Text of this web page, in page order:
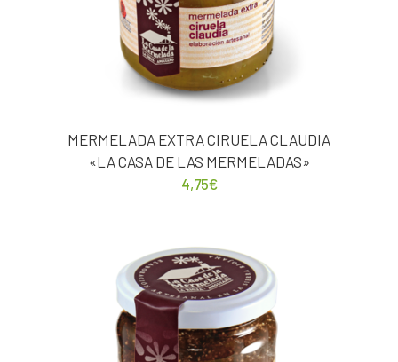
MERMELADA EXTRA CIRUELA CLAUDIA
«LA CASA DE LAS MERMELADAS»
4,75€